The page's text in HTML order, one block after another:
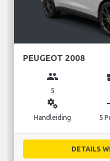
PEUGEOT 2008
group
5
miscellaneous_services
Handleiding 5
DETAILS